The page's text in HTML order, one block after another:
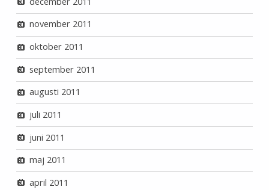
november 2011
oktober 2011
september 2011
augusti 2011
juli 2011
juni 2011
maj 2011
april 2011